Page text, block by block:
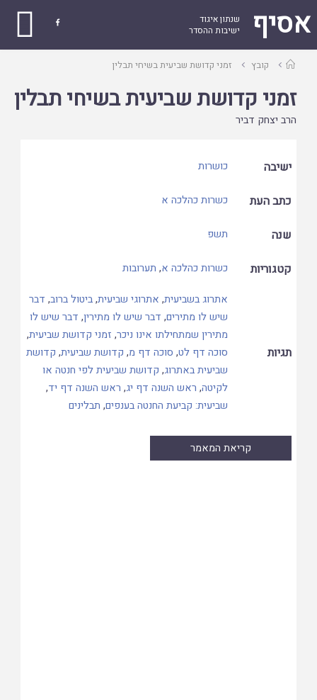
אסיף
שנתון איגוד
ישיבות ההסדר

עמודקובץ זמני קדושת שביעית בשיחי תבלין
זמני קדושת שביעית בשיחי תבלין
הרב יצחק דביר
ישיבה כושרות
כתב העת כשרות כהלכה א
שנה תשפ
קטגוריות כשרות כהלכה א, תערובות
תגיות
אתרוג בשביעית, אתרוגי שביעית,ביטול ברוב, דבר
שיש לו מתירים, דבר שיש לו מתירין, דבר שיש לו
מתירין שמתחילתו אינו ניכר, זמני קדושת שביעית,
סוכה דף לט, סוכה דף מ, קדושת שביעית, קדושת
שביעית באתרוג, קדושת שביעית לפי חנטה או
לקיטה, ראש השנה דף יג, ראש השנה דף יד,
שביעית: קביעת החנטה בענפים, תבלינים
קריאת המאמר